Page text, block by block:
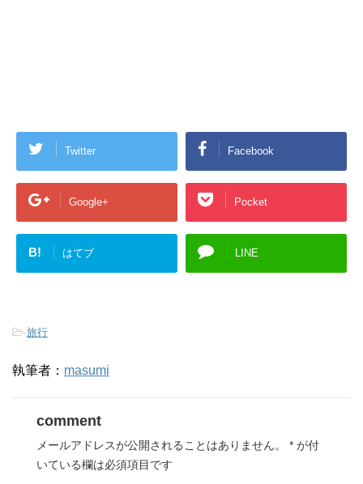
Twitter Facebook
Google+ Pocket
B! はてブ LINE
-旅行
執筆者： masumi
comment
メールアドレスが公開されることはありません。 * が付
いている欄は必須項目です